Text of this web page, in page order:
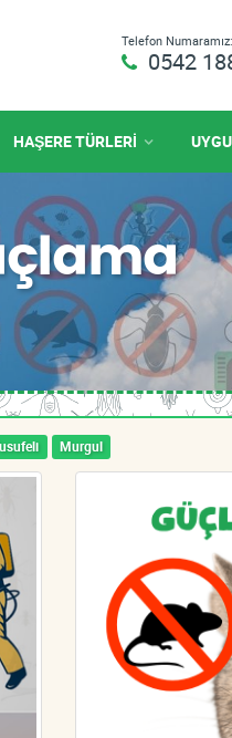
Telefon Numaramız:
0542
HAŞERE TÜRLERİ
Murgul